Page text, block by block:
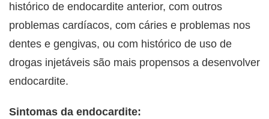
histórico de endocardite anterior, com outros
problemas cardíacos, com cáries e problemas nos
dentes e gengivas, ou com histórico de uso de
drogas injetáveis são mais propensos a desenvolver
endocardite.
Sintomas da endocardite: